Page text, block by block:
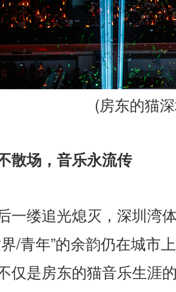
(房东的猫
散场，音乐永流传
一缕追光熄灭，深圳湾
/青年”的余韵仍在城市
仅是房东的猫音乐生涯